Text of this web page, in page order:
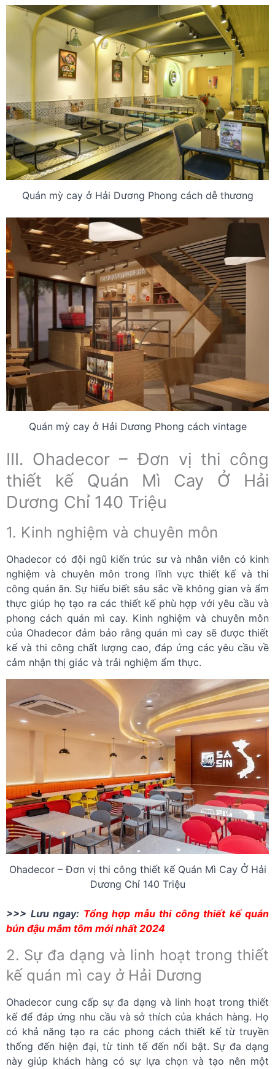
Quán mỳ cay ở Hải Dương Phong cách dễ thương
Quán mỳ cay ở Hải Dương Phong cách vintage
III. Ohadecor – Đơn vị thi công
thiết kế Quán Mì Cay Ở Hải
Dương Chỉ 140 Triệu
1. Kinh nghiệm và chuyên môn
Ohadecor có đội ngũ kiến trúc sư và nhân viên có kinh
nghiệm và chuyên môn trong lĩnh vực thiết kế và thi
công quán ăn. Sự hiểu biết sâu sắc về không gian và ẩm
thực giúp họ tạo ra các thiết kế phù hợp với yêu cầu và
phong cách quán mì cay. Kinh nghiệm và chuyên môn
của Ohadecor đảm bảo rằng quán mì cay sẽ được thiết
kế và thi công chất lượng cao, đáp ứng các yêu cầu về
cảm nhận thị giác và trải nghiệm ẩm thực.
Ohadecor – Đơn vị thi công thiết kế Quán Mì Cay Ở Hải
Dương Chỉ 140 Triệu
>>> Lưu ngay: Tổng hợp mẫu thi công thiết kế quán
bún đậu mắm tôm mới nhất 2024
2. Sự đa dạng và linh hoạt trong thiết
kế quán mì cay ở Hải Dương
Ohadecor cung cấp sự đa dạng và linh hoạt trong thiết
kế để đáp ứng nhu cầu và sở thích của khách hàng. Họ
có khả năng tạo ra các phong cách thiết kế từ truyền
thống đến hiện đại, từ tinh tế đến nổi bật. Sự đa dạng
này giúp khách hàng có sự lựa chọn và tạo nên một